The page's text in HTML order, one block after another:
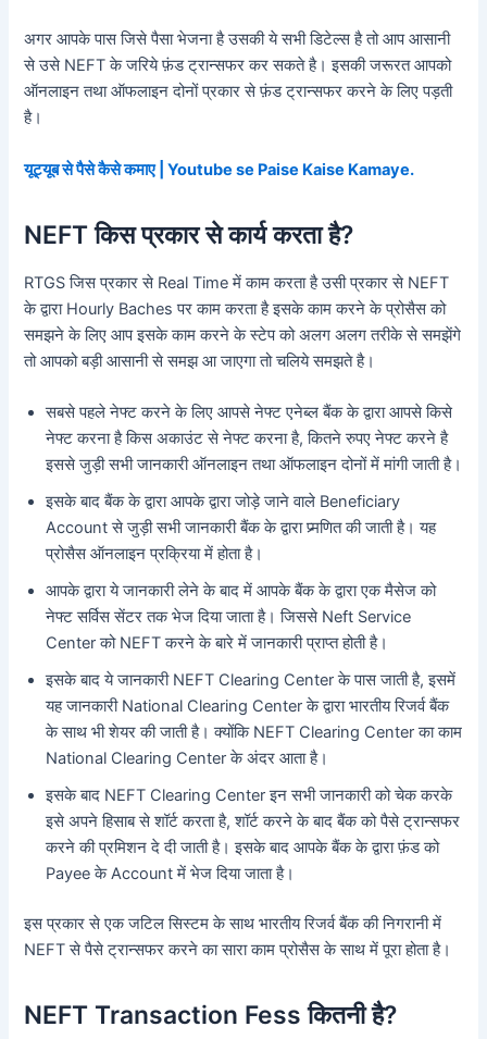
अगर आपके पास जिसे पैसा भेजना है उसकी ये सभी डिटेल्स है तो आप आसानी
से उसे NEFT के जरिये फ़ंड ट्रान्सफर कर सकते है। इसकी जरूरत आपको
ऑनलाइन तथा ऑफलाइन दोनों प्रकार से फ़ंड ट्रान्सफर करने के लिए पड़ती
है।
यूट्यूब से पैसे कैसे कमाए | Youtube se Paise Kaise Kamaye.
NEFT किस प्रकार से कार्य करता है?
RTGS जिस प्रकार से Real Time में काम करता है उसी प्रकार से NEFT
के द्वारा Hourly Baches पर काम करता है इसके काम करने के प्रोसैस को
समझने के लिए आप इसके काम करने के स्टेप को अलग अलग तरीके से समझेंगे
तो आपको बड़ी आसानी से समझ आ जाएगा तो चलिये समझते है।
सबसे पहले नेफ्ट करने के लिए आपसे नेफ्ट एनेब्ल बैंक के द्वारा आपसे किसे
नेफ्ट करना है किस अकाउंट से नेफ्ट करना है, कितने रुपए नेफ्ट करने है
इससे जुड़ी सभी जानकारी ऑनलाइन तथा ऑफलाइन दोनों में मांगी जाती है।
इसके बाद बैंक के द्वारा आपके द्वारा जोड़े जाने वाले Beneficiary
Account से जुड़ी सभी जानकारी बैंक के द्वारा प्र्मणित की जाती है। यह
प्रोसैस ऑनलाइन प्रक्रिया में होता है।
आपके द्वारा ये जानकारी लेने के बाद में आपके बैंक के द्वारा एक मैसेज को
नेफ्ट सर्विस सेंटर तक भेज दिया जाता है। जिससे Neft Service
Center को NEFT करने के बारे में जानकारी प्राप्त होती है।
इसके बाद ये जानकारी NEFT Clearing Center के पास जाती है, इसमें
यह जानकारी National Clearing Center के द्वारा भारतीय रिजर्व बैंक
के साथ भी शेयर की जाती है। क्योंकि NEFT Clearing Center का काम
National Clearing Center के अंदर आता है।
इसके बाद NEFT Clearing Center इन सभी जानकारी को चेक करके
इसे अपने हिसाब से शॉर्ट करता है, शॉर्ट करने के बाद बैंक को पैसे ट्रान्सफर
करने की प्रमिशन दे दी जाती है। इसके बाद आपके बैंक के द्वारा फ़ंड को
Payee के Account में भेज दिया जाता है।
इस प्रकार से एक जटिल सिस्टम के साथ भारतीय रिजर्व बैंक की निगरानी में
NEFT से पैसे ट्रान्सफर करने का सारा काम प्रोसैस के साथ में पूरा होता है।
NEFT Transaction Fess कितनी है?